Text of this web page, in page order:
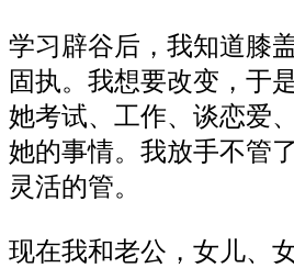
学习辟谷后，我知道膝
固执。我想要改变，于
她考试、工作、谈恋爱
她的事情。我放手不管
灵活的管。
现在我和老公，女儿、